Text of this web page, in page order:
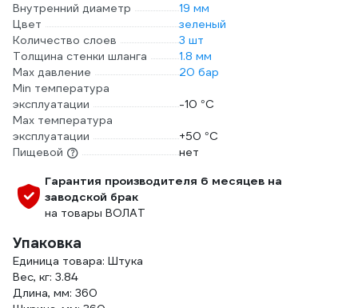
Внутренний диаметр
19 мм
Цвет
зеленый
Количество слоев
3 шт
Толщина стенки шланга
1.8 мм
Max давление
20 бар
Min температура
эксплуатации
-10 °С
Мах температура
эксплуатации
+50 °С
Пищевой
нет
Гарантия производителя 6 месяцев на
заводской брак
на товары ВОЛАТ
Упаковка
Единица товара: Штука
Вес, кг: 3.84
Длина, мм: 360